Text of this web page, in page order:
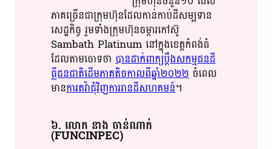
ភាគច្រើន​​ជា​​ក្រុមហ៊ុន​​ដែល​​កាន់​​កាប់​​​ដី​​សម្បទាន​​
សេដ្ឋកិច្ច​​ រួម​​ទាំង​​ក្រុម​​ហ៊ុន​​ចម្ការកៅស៊ូ​​
Sambath Platinum នៅក្នុង​​ខេត្ត​​កំពង់​​ធំ​​
ដែល​​​តាម​​ចោទ​​ថា​ បាន​​ដាក់ពាក្យ​​ប្តឹង​​សកម្ម​​ជន​​ដី
ធ្លី​​ជន​​ជាតិ​​​ដើម​​ភាគតិច​​កាលពី​ឆ្នាំ​​២០២២​ ​ ចំ​ពេល​​
មាន​​ការ​​តវ៉ា​​ជុំវិញ​​ការ​​រាន​ដី​​សហគមន៍​​។​
៦​. លោក​ នាង​ ចាន់​ណា​ក់​​
(FUNCINPEC)